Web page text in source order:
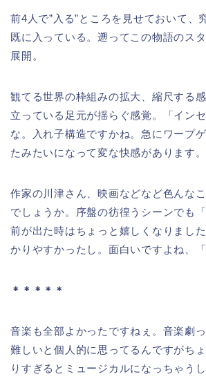
前4人で”入る”ところを見せておいて、
既に入っている。遡ってこの物語のス
展開。
観てる世界の枠組みの拡大、縮尺する
立っている足元が揺らぐ感覚。「イン
な。入れ子構造ですかね。急にワープ
たみたいになって変な快感があります。
作家の川津さん、映画などなど色んな
でしょうか。序盤の彷徨うシーンでも
前が出た時はちょっと嬉しくなりまし
かりやすかったし。面白いですよね、「
＊＊＊＊＊
音楽も全部よかったですねぇ。音楽劇
難しいと個人的に思ってるんですがち
りすぎるとミュージカルになっちゃう